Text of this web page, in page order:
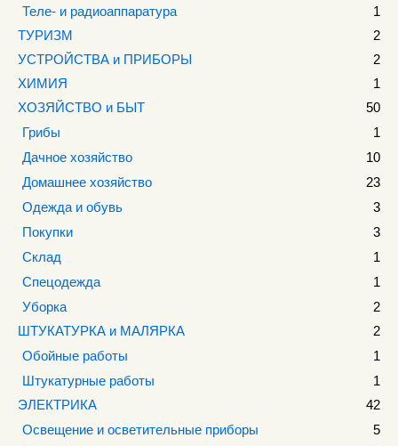
Теле- и радиоаппаратура
1
ТУРИЗМ
2
УСТРОЙСТВА и ПРИБОРЫ
2
ХИМИЯ
1
ХОЗЯЙСТВО и БЫТ
50
Грибы
1
Дачное хозяйство
10
Домашнее хозяйство
23
Одежда и обувь
3
Покупки
3
Склад
1
Спецодежда
1
Уборка
2
ШТУКАТУРКА и МАЛЯРКА
2
Обойные работы
1
Штукатурные работы
1
ЭЛЕКТРИКА
42
Освещение и осветительные приборы
5